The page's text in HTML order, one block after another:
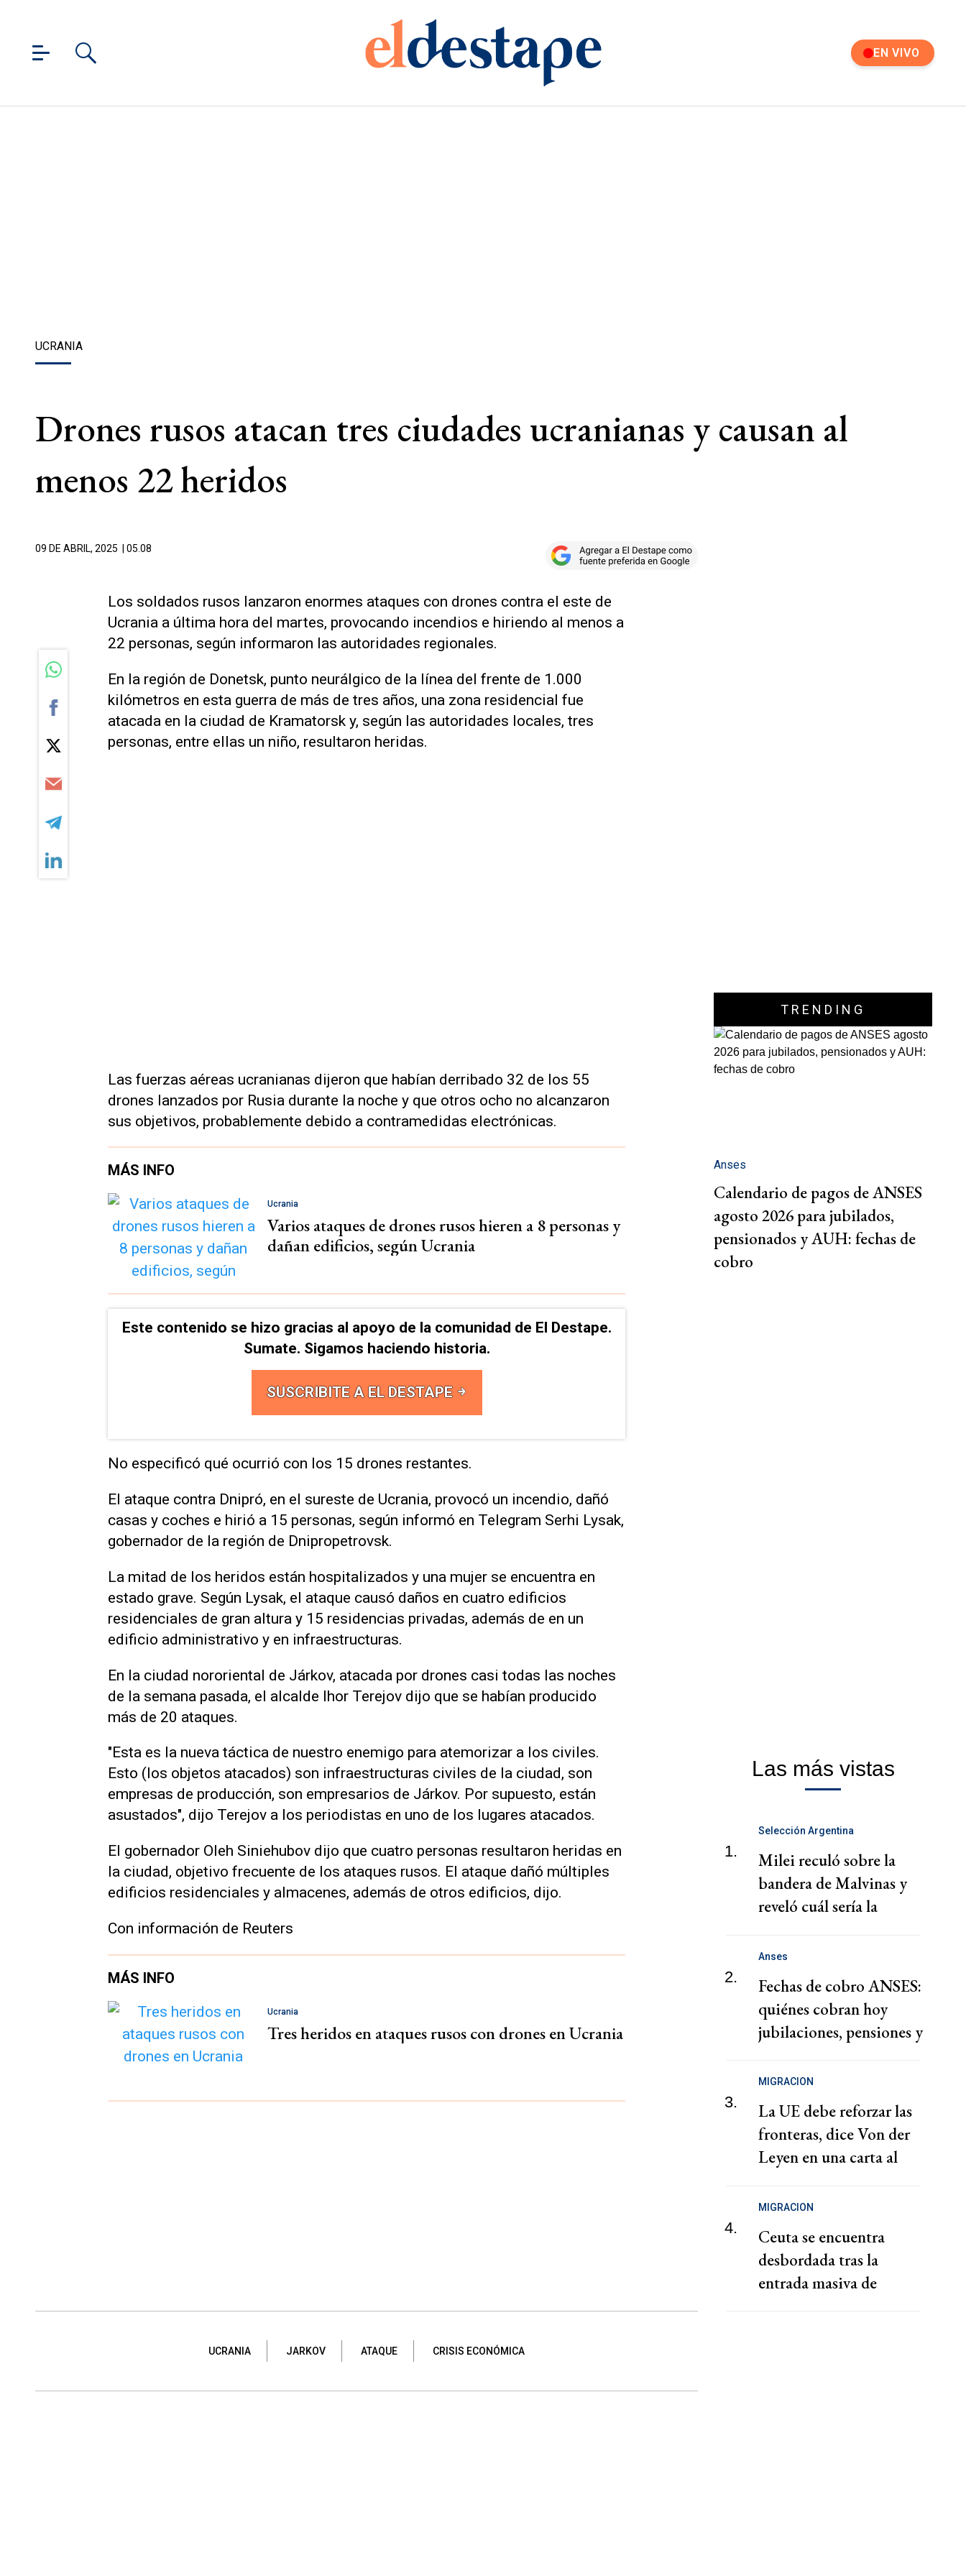
EN VIVO
UCRANIA
Drones rusos atacan tres ciudades ucranianas y causan al
menos 22 heridos
09 DE ABRIL, 2025 | 05.08
Los soldados rusos lanzaron enormes ataques con drones contra el este de
Ucrania a última hora del martes, provocando incendios e hiriendo al menos a
22 personas, según informaron las autoridades regionales.
En la región de Donetsk, punto neurálgico de la línea del frente de 1.000
kilómetros en esta guerra de más de tres años, una zona residencial fue
atacada en la ciudad de Kramatorsk y, según las autoridades locales, tres
personas, entre ellas un niño, resultaron heridas.
Las fuerzas aéreas ucranianas dijeron que habían derribado 32 de los 55
drones lanzados por Rusia durante la noche y que otros ocho no alcanzaron
sus objetivos, probablemente debido a contramedidas electrónicas.
MÁS INFO
Ucrania
Varios ataques de drones rusos hieren a 8 personas y
dañan edificios, según Ucrania
Este contenido se hizo gracias al apoyo de la comunidad de El Destape.
Sumate. Sigamos haciendo historia.
SUSCRIBITE A EL DESTAPE
No especificó qué ocurrió con los 15 drones restantes.
El ataque contra Dnipró, en el sureste de Ucrania, provocó un incendio, dañó
casas y coches e hirió a 15 personas, según informó en Telegram Serhi Lysak,
gobernador de la región de Dnipropetrovsk.
La mitad de los heridos están hospitalizados y una mujer se encuentra en
estado grave. Según Lysak, el ataque causó daños en cuatro edificios
residenciales de gran altura y 15 residencias privadas, además de en un
edificio administrativo y en infraestructuras.
En la ciudad nororiental de Járkov, atacada por drones casi todas las noches
de la semana pasada, el alcalde Ihor Terejov dijo que se habían producido
más de 20 ataques.
"Esta es la nueva táctica de nuestro enemigo para atemorizar a los civiles.
Esto (los objetos atacados) son infraestructuras civiles de la ciudad, son
empresas de producción, son empresarios de Járkov. Por supuesto, están
asustados", dijo Terejov a los periodistas en uno de los lugares atacados.
El gobernador Oleh Siniehubov dijo que cuatro personas resultaron heridas en
la ciudad, objetivo frecuente de los ataques rusos. El ataque dañó múltiples
edificios residenciales y almacenes, además de otros edificios, dijo.
Con información de Reuters
MÁS INFO
Ucrania
Tres heridos en ataques rusos con drones en Ucrania
UCRANIA JARKOV ATAQUE CRISIS ECONÓMICA
TRENDING
Anses
Calendario de pagos de ANSES
agosto 2026 para jubilados,
pensionados y AUH: fechas de
cobro
Las más vistas
1.
Selección Argentina
Milei reculó sobre la
bandera de Malvinas y
reveló cuál sería la
2.
Anses
Fechas de cobro ANSES:
quiénes cobran hoy
jubilaciones, pensiones y
3.
MIGRACION
La UE debe reforzar las
fronteras, dice Von der
Leyen en una carta al
4.
MIGRACION
Ceuta se encuentra
desbordada tras la
entrada masiva de